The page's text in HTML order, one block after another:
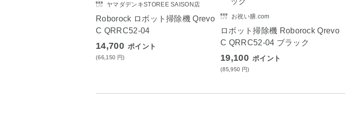
ヤマダデンキSTOREE SAISON店
Roborock ロボット掃除機 Qrevo
C QRRC52-04
14,700 ポイント
(66,150 円)
お祝い膳.com
ロボット掃除機 Roborock Qrevo
C QRRC52-04 ブラック
19,100 ポイント
(85,950 円)